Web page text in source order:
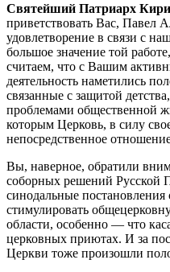
Святейший Патриарх
приветствовать Вас, Павел
удовлетворение в связи с
большое значение той
считаем, что с Вашим
деятельность наметились
связанные с защитой
проблемами общественной
которым Церковь, в силу
непосредственное
Вы, наверное, обратили
соборных решений Русской
синодальные
стимулировать
области, особенно — что
церковных приютах. И за
Церкви тоже произошли